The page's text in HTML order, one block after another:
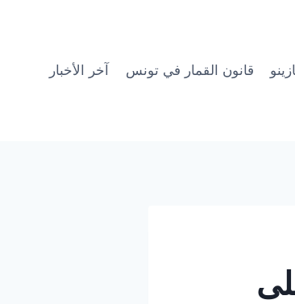
قانون القمار في تونس آخر الأخبار